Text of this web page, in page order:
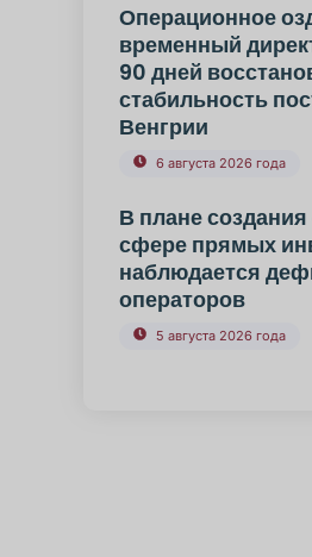
Операционное
временный
90 дней
стабильность
Венгрии
6 августа 2026 года
В плане
сфере прямых
наблюдается
операторов
5 августа 2026 года